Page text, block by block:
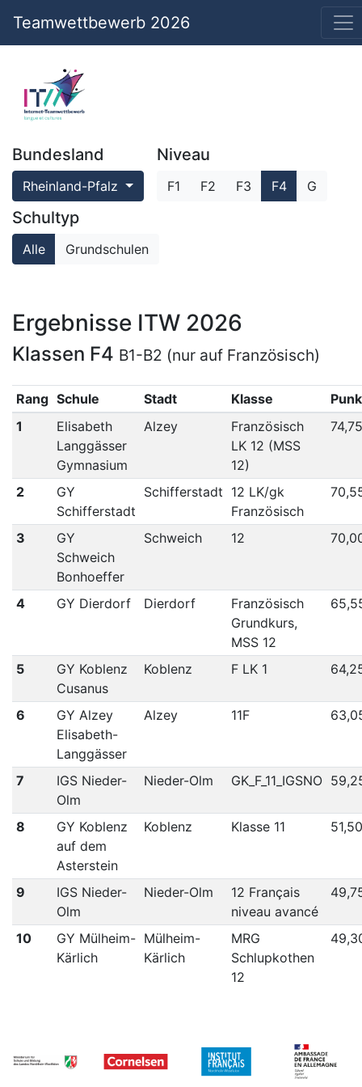
Teamwettbewerb 2026
Bundesland
Rheinland-Pfalz
Niveau
F1 F2 F3 F4 G
Schultyp
Alle Grundschulen
Ergebnisse ITW 2026
Klassen F4 B1-B2 (nur auf Französisch)
Rang Schule Stadt Klasse
1
Elisabeth
Langgässer
Gymnasium
Alzey
Französisch
LK 12 (MSS
12)
74,75
2
GY
Schifferstadt
Schifferstadt 12 LK/gk
Französisch
3
GY
Schweich
Bonhoeffer
Schweich 12
4 GY Dierdorf Dierdorf
Französisch
Grundkurs,
MSS 12
5
GY Koblenz
Cusanus
Koblenz F LK 1
6
GY Alzey
Elisabeth-
Langgässer
Alzey 11F
7
IGS Nieder-
Olm
Nieder-Olm GK_F_11_IGSNO
8
GY Koblenz
auf dem
Asterstein
Koblenz Klasse 11 51,50
9
IGS Nieder-
Olm
Nieder-Olm
12 Français
niveau avancé
10
GY Mülheim-
Kärlich
Mülheim-
Kärlich
MRG
Schlupkothen
12